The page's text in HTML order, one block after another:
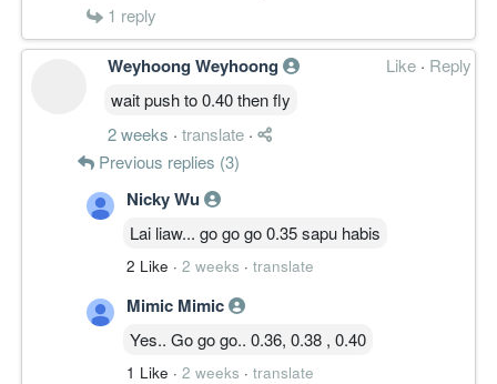
1 reply
Weyhoong Weyhoong Like · Reply
wait push to 0.40 then fly
2 weeks · translate ·
Previous replies (3)
Nicky Wu
Lai liaw... go go go 0.35 sapu habis
2 Like · 2 weeks · translate
Mimic Mimic
Yes.. Go go go.. 0.36, 0.38 , 0.40
1 Like · 2 weeks · translate